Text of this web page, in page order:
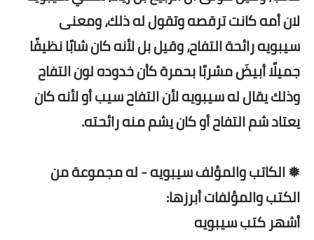
لان أمه كانت ترقصه وتقول له ذلك، ومعنى
سيبويه رائحة التفاح، وقيل بل لأنه كان شابًا نظيفًا
جميلًا أبيضَ مشربًا بحمرة كأن خدوده لون التفاح
وذلك يقال له سيبويه لأن التفاح سيب أو لأنه كان
يعتاد شم التفاح أو كان يشم منه رائحته.
❅ الكاتب والمؤلف سيبويه - له مجموعة من
الكتب والمؤلفات أبرزها:
أشهر كتب سيبويه